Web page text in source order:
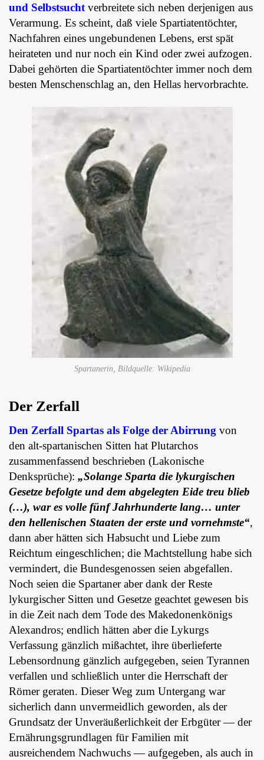
und Selbstsucht verbreitete sich neben derjenigen aus
Verarmung. Es scheint, daß viele Spartiatentöchter,
Nachfahren eines ungebundenen Lebens, erst spät
heirateten und nur noch ein Kind oder zwei aufzogen.
Dabei gehörten die Spartiatentöchter immer noch dem
besten Menschenschlag an, den Hellas hervorbrachte.
Spartanerin, Bildquelle: Wikipedia
Der Zerfall
Den Zerfall Spartas als Folge der Abirrung von
den alt-spartanischen Sitten hat Plutarchos
zusammenfassend beschrieben (Lakonische
Denksprüche): „Solange Sparta die lykurgischen
Gesetze befolgte und dem abgelegten Eide treu blieb
(…), war es volle fünf Jahrhunderte lang… unter
den hellenischen Staaten der erste und vornehmste“,
dann aber hätten sich Habsucht und Liebe zum
Reichtum eingeschlichen; die Machtstellung habe sich
vermindert, die Bundesgenossen seien abgefallen.
Noch seien die Spartaner aber dank der Reste
lykurgischer Sitten und Gesetze geachtet gewesen bis
in die Zeit nach dem Tode des Makedonenkönigs
Alexandros; endlich hätten aber die Lykurgs
Verfassung gänzlich mißachtet, ihre überlieferte
Lebensordnung gänzlich aufgegeben, seien Tyrannen
verfallen und schließlich unter die Herrschaft der
Römer geraten. Dieser Weg zum Untergang war
sicherlich dann unvermeidlich geworden, als der
Grundsatz der Unveräußerlichkeit der Erbgüter ― der
Ernährungsgrundlagen für Familien mit
ausreichendem Nachwuchs ― aufgegeben, als auch in